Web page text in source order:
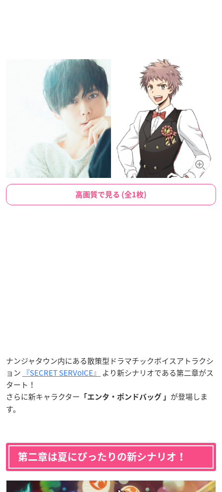
高画質で見る (全1枚)
ナンジャタウン内にある散策型ドラマチックボイスアトラクシ
ョン 『SECRET SERVoICE』
より新シナリオである第二章がス
タート！
さらに新キャラクター 「エンタ・ポンドバッグ 」 が登場しま
す。
第二章は夏にぴったりの新シナリオ！